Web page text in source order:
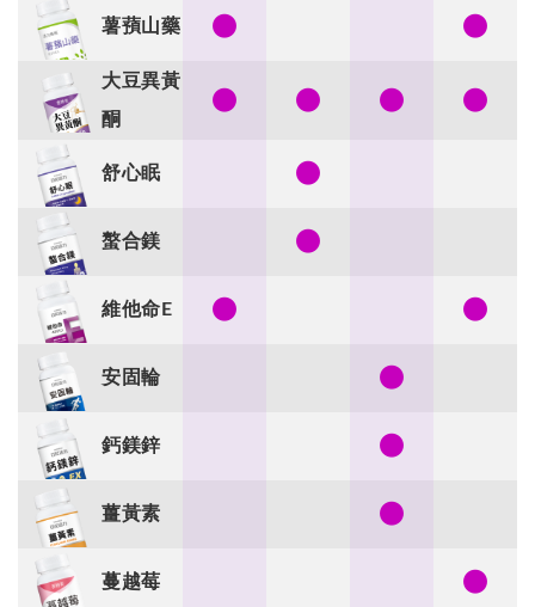
薯蕷山藥 ● ●
大豆異黃
酮
● ● ● ●
舒心眠 ●
螯合鎂 ●
維他命E ● ●
安固輪 ●
鈣鎂鋅 ●
薑黃素 ●
蔓越莓 ●